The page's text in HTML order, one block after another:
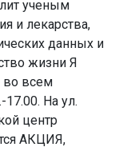
ученым
и лекарства,
данных и
жизни Я
во всем
17.00. На ул.
центр
АКЦИЯ,